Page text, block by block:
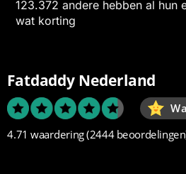
123.372 andere hebben al hun
wat korting
Fatdaddy Nederland
4.71 waardering(2444